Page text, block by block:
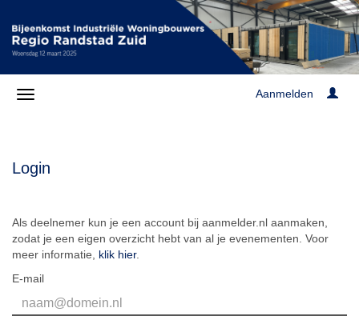
Aanmelden
Login
Als deelnemer kun je een account bij aanmelder.nl aanmaken,
zodat je een eigen overzicht hebt van al je evenementen. Voor
meer informatie, klik hier.
E-mail